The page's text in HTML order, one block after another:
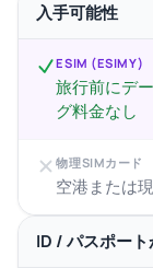
入手可能性
ESIM (ESIMY)
旅行前にデ
グ料金なし
物理SIMカード
空港または
ID / パスポー